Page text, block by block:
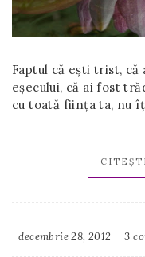
Faptul că ești trist, că
eșecului, că ai fost
cu toată ființa ta, nu
decembrie 28, 2012 3